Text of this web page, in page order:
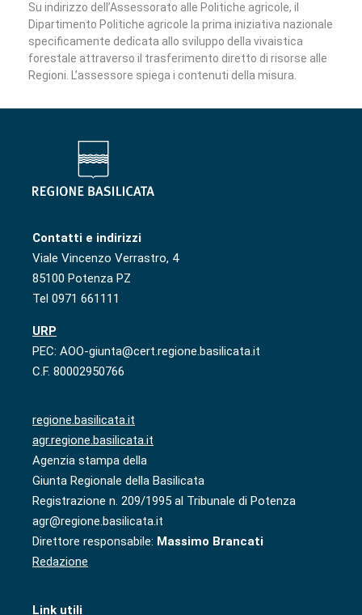
Su indirizzo dell’Assessorato alle Politiche agricole, il
Dipartimento Politiche agricole la prima iniziativa nazionale
specificamente dedicata allo sviluppo della vivaistica
forestale attraverso il trasferimento diretto di risorse alle
Regioni. L’assessore spiega i contenuti della misura.
Contatti e indirizzi
Viale Vincenzo Verrastro, 4
85100 Potenza PZ
Tel 0971 661111
URP
PEC: AOO-giunta@cert.regione.basilicata.it
C.F. 80002950766
regione.basilicata.it
agr.regione.basilicata.it
Agenzia stampa della
Giunta Regionale della Basilicata
Registrazione n. 209/1995 al Tribunale di Potenza
agr@regione.basilicata.it
Direttore responsabile: Massimo Brancati
Redazione
Link utili